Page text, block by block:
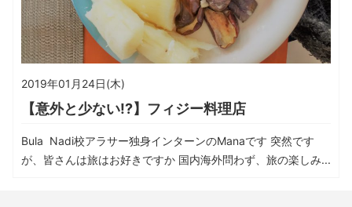
2019年01月24日(木)
【意外と少ない!?】フィジー料理店
Bula Nadi校アラサー独身インターンのManaです 突然です
が、皆さんは旅はお好きですか 国内海外問わず、旅の楽しみ...